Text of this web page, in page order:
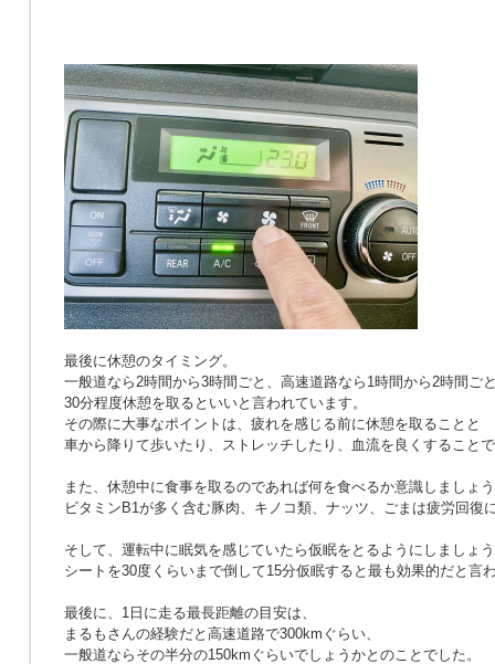
最後に休憩のタイミング。
一般道なら2時間から3時間ごと、高速道路なら1時間から2時間ご
30分程度休憩を取るといいと言われています。
その際に大事なポイントは、疲れを感じる前に休憩を取ることと
車から降りて歩いたり、ストレッチしたり、血流を良くすること
また、休憩中に食事を取るのであれば何を食べるか意識しましょ
ビタミンB1が多く含む豚肉、キノコ類、ナッツ、ごまは疲労回復
そして、運転中に眠気を感じていたら仮眠をとるようにしましょ
シートを30度くらいまで倒して15分仮眠すると最も効果的だと言
最後に、1日に走る最長距離の目安は、
まるもさんの経験だと高速道路で300kmぐらい、
一般道ならその半分の150kmぐらいでしょうかとのことでした。